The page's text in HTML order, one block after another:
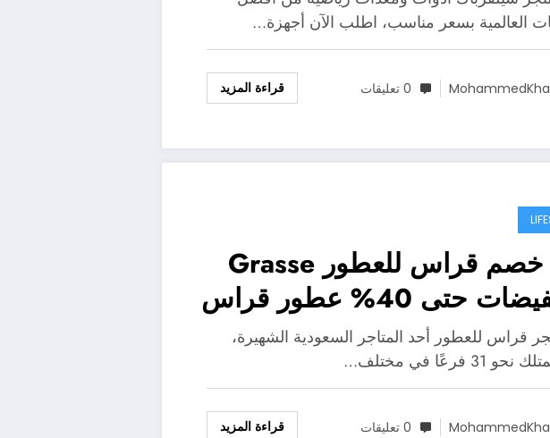
العالمية بسعر مناسب، اطلب الآن أجهزة…
0 تعليقات قراءة المزيد
كود خصم قراس للعطور Grasse
حتى 40% عطور قراس
قراس للعطور أحد المتاجر السعودية الشهيرة،
فرعًا في مختلف…
0 تعليقات قراءة المزيد